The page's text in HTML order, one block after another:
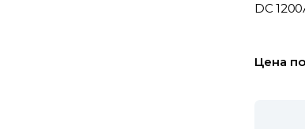
DC
Цена